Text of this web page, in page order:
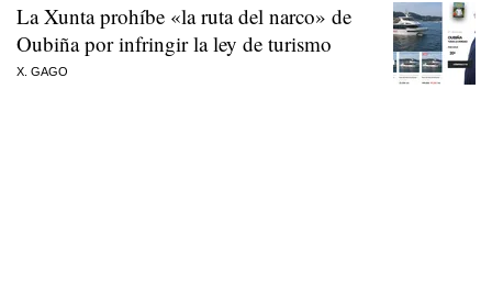
La Xunta prohíbe «la ruta del narco» de
Oubiña por infringir la ley de turismo
X. GAGO